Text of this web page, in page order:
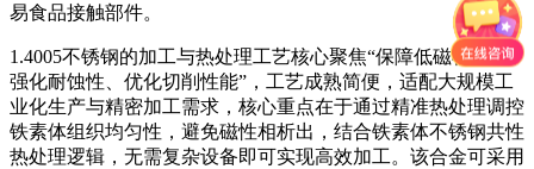
易食品接触部件。
1.4005不锈钢的加工与热处理工艺核心聚焦“保障低磁特性、
强化耐蚀性、优化切削性能”，工艺成熟简便，适配大规模工
业化生产与精密加工需求，核心重点在于通过精准热处理调控
铁素体组织均匀性，避免磁性相析出，结合铁素体不锈钢共性
热处理逻辑，无需复杂设备即可实现高效加工。该合金可采用